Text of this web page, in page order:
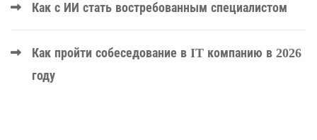
Как с ИИ стать востребованным специалистом
Как пройти собеседование в IT компанию в 2026
году